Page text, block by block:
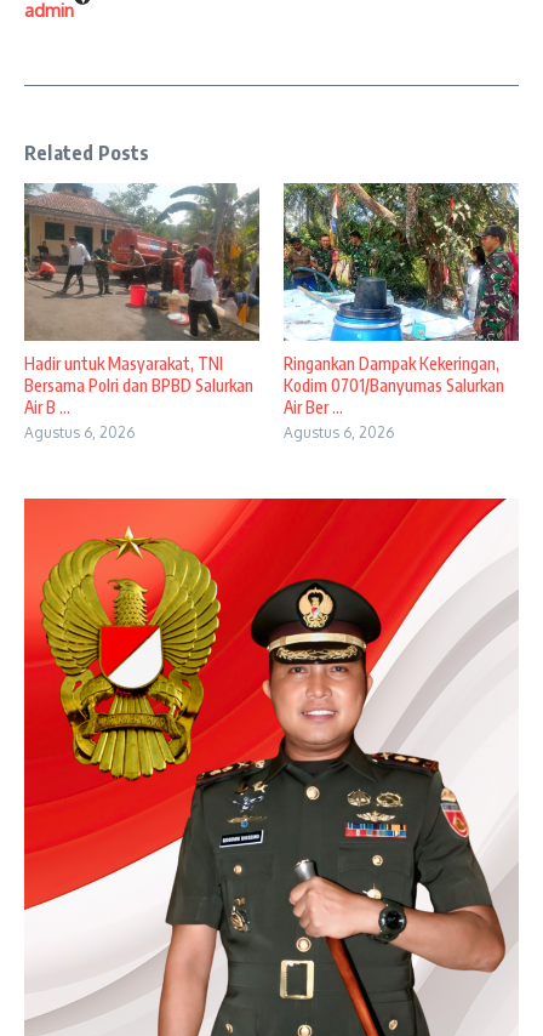
admin
Related Posts
Hadir untuk Masyarakat, TNI
Bersama Polri dan BPBD Salurkan
Air B ...
Agustus 6, 2026
Ringankan Dampak Kekeringan,
Kodim 0701/Banyumas Salurkan
Air Ber ...
Agustus 6, 2026